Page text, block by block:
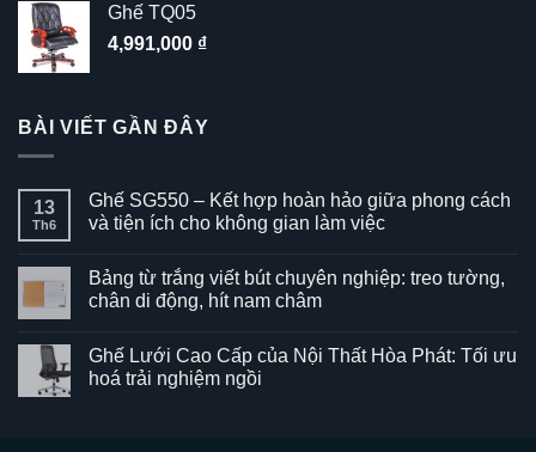
Ghế TQ05
4,991,000 ₫
BÀI VIẾT GẦN ĐÂY
13
Th6
Ghế SG550 – Kết hợp hoàn hảo giữa phong cách
và tiện ích cho không gian làm việc
bình
luận
ở
–
Kết
hợp
Bảng từ trắng viết bút chuyên nghiệp: treo tường,
chân di động, hít nam châm
bình
luận
ở
Ghế Lưới Cao Cấp của Nội Thất Hòa Phát: Tối ưu
hoá trải nghiệm ngồi